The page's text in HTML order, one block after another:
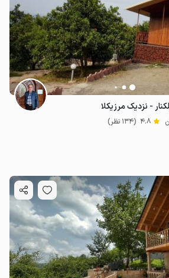
- نزدیک مرزیکلا
4.8 (134 نظر)